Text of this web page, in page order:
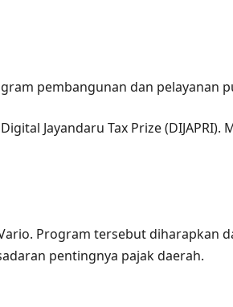
pembangunan dan pelayanan
Jayandaru Tax Prize (DIJAPRI).
Program tersebut diharapkan
pentingnya pajak daerah.